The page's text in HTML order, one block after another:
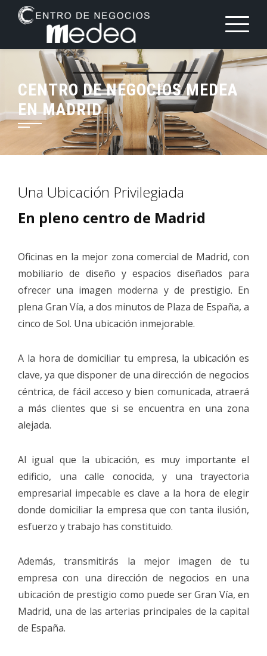
Saltar
CENTRO DE NEGOCIOS MEDEA
EN MADRID
Una Ubicación Privilegiada
En pleno centro de Madrid
Oficinas en la mejor zona comercial de Madrid, con
mobiliario de diseño y espacios diseñados para
ofrecer una imagen moderna y de prestigio. En
plena Gran Vía, a dos minutos de Plaza de España, a
cinco de Sol. Una ubicación inmejorable.
A la hora de domiciliar tu empresa, la ubicación es
clave, ya que disponer de una dirección de negocios
céntrica, de fácil acceso y bien comunicada, atraerá
a más clientes que si se encuentra en una zona
alejada.
Al igual que la ubicación, es muy importante el
edificio, una calle conocida, y una trayectoria
empresarial impecable es clave a la hora de elegir
donde domiciliar la empresa que con tanta ilusión,
esfuerzo y trabajo has constituido.
Además, transmitirás la mejor imagen de tu
empresa con una dirección de negocios en una
ubicación de prestigio como puede ser Gran Vía, en
Madrid, una de las arterias principales de la capital
de España.